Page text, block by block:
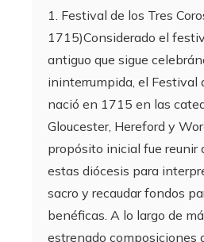
1. Festival de los Tres
1715)Considerado el
antiguo que sigue
ininterrumpida, el Festival
nació en 1715 en las
Gloucester, Hereford y
propósito inicial fue reunir
estas diócesis para
sacro y recaudar fondos
benéficas. A lo largo de
estrenado composiciones